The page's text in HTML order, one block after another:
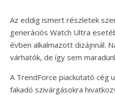
Az eddig ismert részletek
generációs Watch Ultra
évben alkalmazott dizájnnál.
várhatók, de így sem
A TrendForce piackutató cég
fakadó szivárgásokra